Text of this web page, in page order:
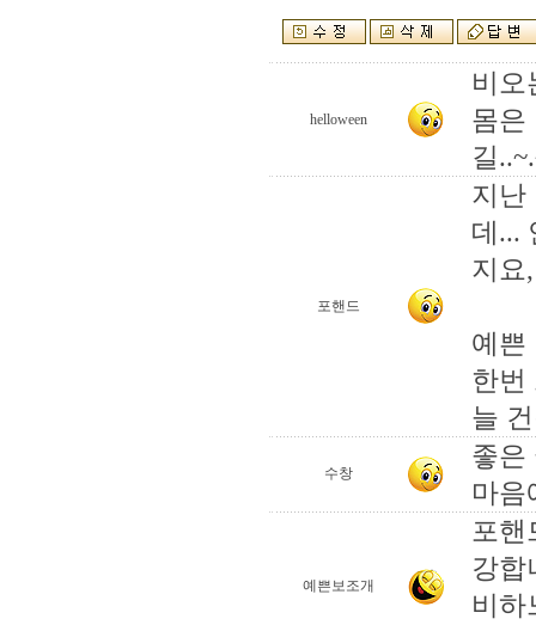
helloween
비오
몸은
길
포핸드
지난
데...
지요
예쁜
한번
늘
수창
좋은
마음
예쁜보조개
포
강
비